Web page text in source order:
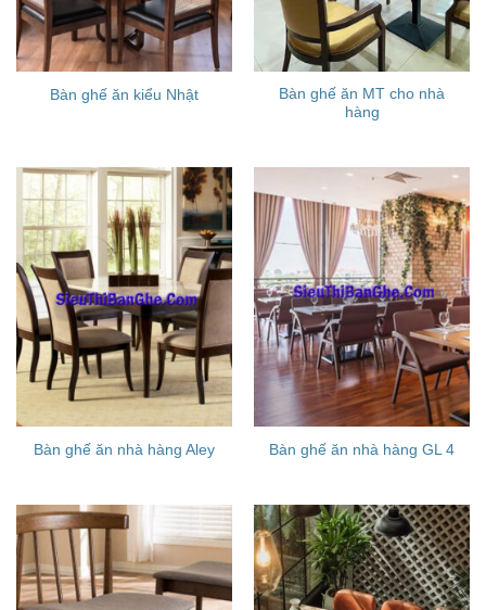
Bàn ghế ăn kiểu Nhật
Bàn ghế ăn MT cho nhà
hàng
Bàn ghế ăn nhà hàng Aley Bàn ghế ăn nhà hàng GL 4